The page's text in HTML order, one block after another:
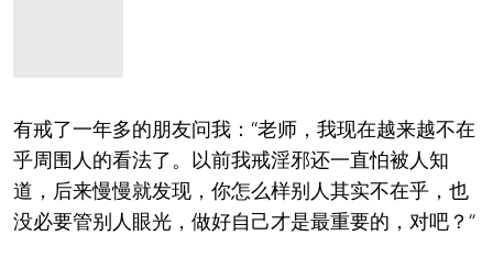
有戒了一年多的朋友问我：“老师，我现在越来越不在
乎周围人的看法了。以前我戒淫邪还一直怕被人知
道，后来慢慢就发现，你怎么样别人其实不在乎，也
没必要管别人眼光，做好自己才是最重要的，对吧？”